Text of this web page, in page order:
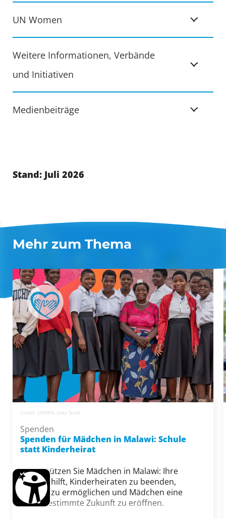
UN Women
Weitere Informationen, Verbände
und Initiativen
Medienbeiträge
Stand: Juli 2026
Mehr zum Thema
Credit: UNFPA, Joey Scott
Spenden
Spenden für Mädchen in Malawi: Schule
statt Kinderheirat
Unterstützen Sie Mädchen in Malawi: Ihre
Spende hilft, Kinderheiraten zu beenden,
Bildung zu ermöglichen und Mädchen eine
selbstbestimmte Zukunft zu eröffnen.